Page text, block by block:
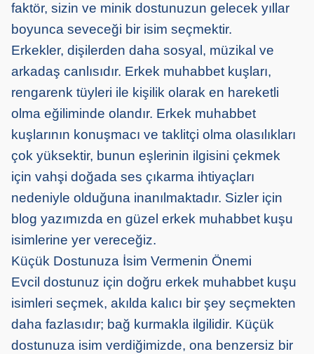
faktör, sizin ve minik dostunuzun gelecek yıllar
boyunca seveceği bir isim seçmektir.
Erkekler, dişilerden daha sosyal, müzikal ve
arkadaş canlısıdır. Erkek muhabbet kuşları,
rengarenk tüyleri ile kişilik olarak en hareketli
olma eğiliminde olandır. Erkek muhabbet
kuşlarının konuşmacı ve taklitçi olma olasılıkları
çok yüksektir, bunun eşlerinin ilgisini çekmek
için vahşi doğada ses çıkarma ihtiyaçları
nedeniyle olduğuna inanılmaktadır. Sizler için
blog yazımızda en güzel erkek muhabbet kuşu
isimlerine yer vereceğiz.
Küçük Dostunuza İsim Vermenin Önemi
Evcil dostunuz için doğru erkek muhabbet kuşu
isimleri seçmek, akılda kalıcı bir şey seçmekten
daha fazlasıdır; bağ kurmakla ilgilidir. Küçük
dostunuza isim verdiğimizde, ona benzersiz bir